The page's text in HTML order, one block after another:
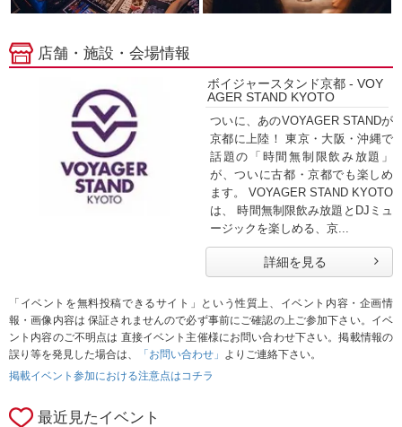
店舗・施設・会場情報
ボイジャースタンド京都 - VOY
AGER STAND KYOTO
ついに、あのVOYAGER STANDが
京都に上陸！ 東京・大阪・沖縄で
話題の「時間無制限飲み放題」
が、ついに古都・京都でも楽しめ
ます。 VOYAGER STAND KYOTO
は、 時間無制限飲み放題とDJミュ
ージックを楽しめる、京...
詳細を見る
「イベントを無料投稿できるサイト」という性質上、イベント内容・企画情
報・画像内容は 保証されませんので必ず事前にご確認の上ご参加下さい。イベ
ント内容のご不明点は 直接イベント主催様にお問い合わせ下さい。掲載情報の
誤り等を発見した場合は、
「お問い合わせ」 よりご連絡下さい。
掲載イベント参加における注意点はコチラ
最近見たイベント